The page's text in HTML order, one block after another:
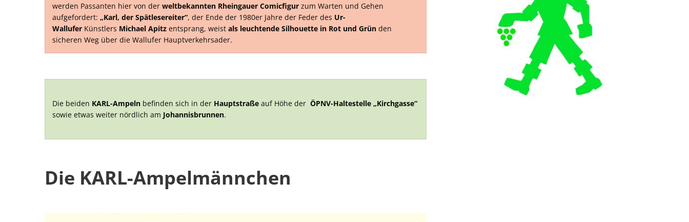
werden Passanten hier von der weltbekannten Rheingauer Comicfigur zum Warten und Gehen
aufgefordert: „Karl, der Spätlesereiter“, der Ende der 1980er Jahre der Feder des Ur-
Wallufer Künstlers Michael Apitz entsprang, weist als leuchtende Silhouette in Rot und Grün den
sicheren Weg über die Wallufer Hauptverkehrsader.
Die beiden KARL-Ampeln befinden sich in der Hauptstraße auf Höhe der ÖPNV-Haltestelle „Kirchgasse“
sowie etwas weiter nördlich am Johannisbrunnen.
Die KARL-Ampelmännchen